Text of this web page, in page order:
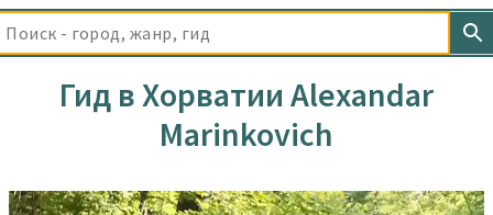
Гид в Хорватии Аlexandar
Мarinkovich